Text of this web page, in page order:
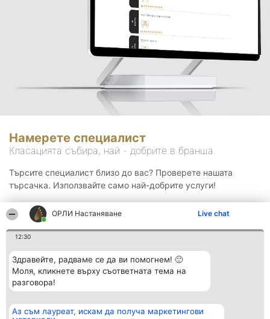
ОРЛИ Настаняване Live chat
12:30
Здравейте, радваме се да ви помогнем! 🙂
Моля, кликнете върху съответната тема на
разговора!
Аз съм лауреат, искам да получа маркетингови
Намерете специалист
Класацията събира, най - добрите в бранша.
Търсите специалист близо до вас? Проверете нашата
търсачка. Използвайте само най-добрите услуги!
Организатор на
Класация Контакти